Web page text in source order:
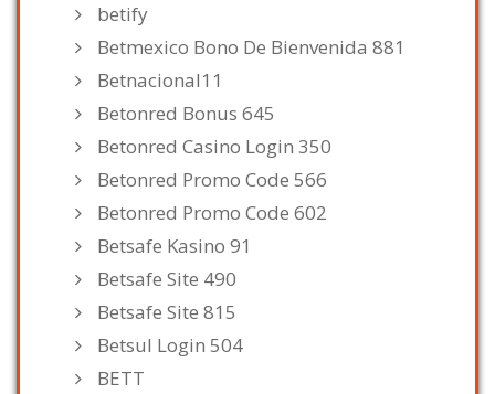
betify
Betmexico Bono De Bienvenida 881
Betnacional11
Betonred Bonus 645
Betonred Casino Login 350
Betonred Promo Code 566
Betonred Promo Code 602
Betsafe Kasino 91
Betsafe Site 490
Betsafe Site 815
Betsul Login 504
BETT